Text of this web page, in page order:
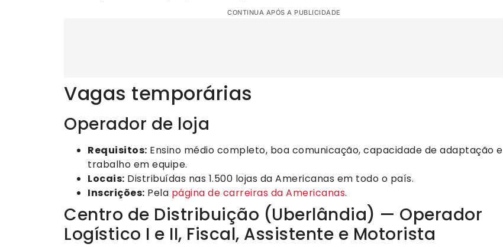
CONTINUA APÓS A PUBLICIDADE
Vagas temporárias
Operador de loja
Requisitos: Ensino médio completo, boa comunicação, capacidade de adaptação e
trabalho em equipe.
Locais: Distribuídas nas 1.500 lojas da Americanas em todo o país.
Inscrições: Pela página de carreiras da Americanas.
Centro de Distribuição (Uberlândia) — Operador
Logístico I e II, Fiscal, Assistente e Motorista